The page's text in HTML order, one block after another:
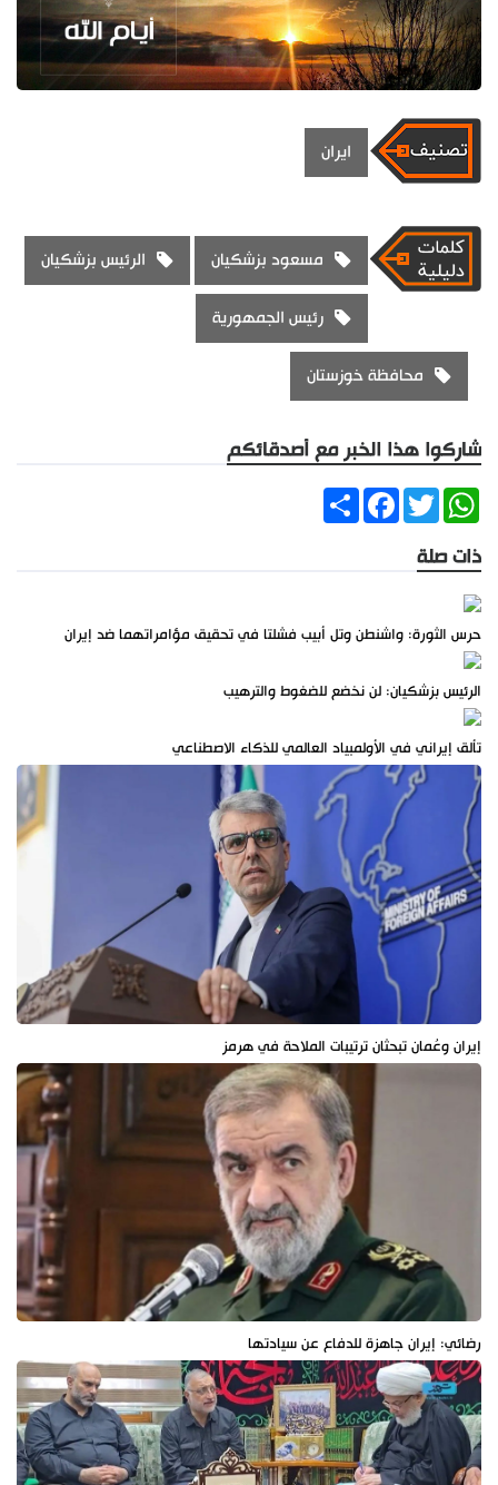
ايران
مسعود بزشكيان الرئيس بزشكيان
رئيس الجمهورية
محافظة خوزستان
شاركوا هذا الخبر مع أصدقائكم
ShareFacebookTwitter
WhatsApp
ذات صلة
حرس الثورة: واشنطن وتل أبيب فشلتا في تحقيق مؤامراتهما ضد إيران
الرئيس بزشكيان: لن نخضع للضغوط والترهيب
تألق إيراني في الأولمبياد العالمي للذكاء الاصطناعي
إيران وعُمان تبحثان ترتيبات الملاحة في هرمز
رضائي: إيران جاهزة للدفاع عن سيادتها